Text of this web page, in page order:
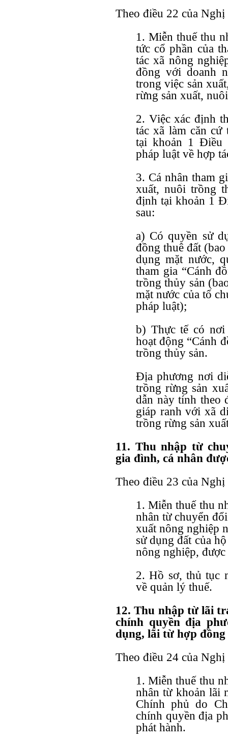
Theo điều 22 của
1. Miễn thuế thu
tức cổ phần của
tác xã nông
đồng với doanh
trong việc sản
rừng sản xuất,
2. Việc xác định
tác xã làm căn
tại khoản 1 Điều
pháp luật về hợp
3. Cá nhân tham
xuất, nuôi trồng
định tại khoản 1
sau:
a) Có quyền sử
đồng thuê đất
dụng mặt nước,
tham gia “Cánh
trồng thủy sản
mặt nước của tổ
pháp luật);
b) Thực tế có
hoạt động “Cánh
trồng thủy sản.
Địa phương nơi
trồng rừng sản
dẫn này tính theo
giáp ranh với xã
trồng rừng sản
11. Thu nhập từ
gia đình, cá nhân
Theo điều 23 của
1. Miễn thuế thu
nhân từ chuyển
xuất nông nghiệp
sử dụng đất của
nông nghiệp,
2. Hồ sơ, thủ tục
về quản lý thuế.
12. Thu nhập từ lãi
chính quyền địa
dụng, lãi từ hợp
Theo điều 24 của
1. Miễn thuế thu
nhân từ khoản lãi
Chính phủ do
chính quyền địa
phát hành.